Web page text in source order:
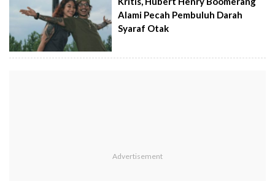
Alami Pecah Pembuluh Darah
Syaraf Otak